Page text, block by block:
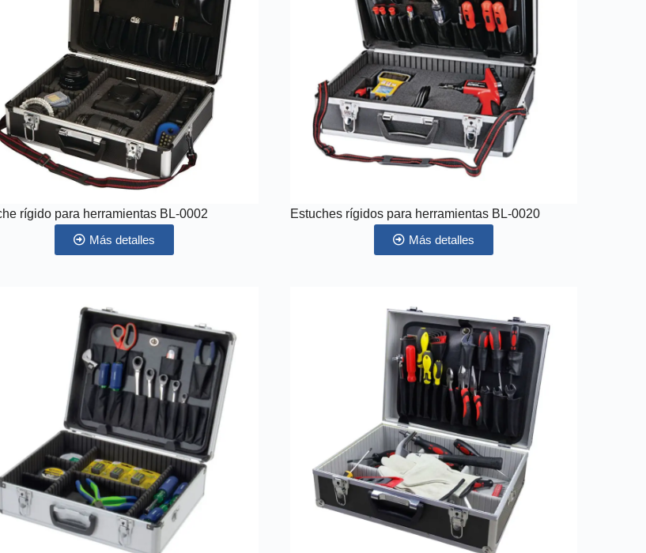
rígido para herramientas BL-0002
Más detalles
Estuches rígidos para herramientas BL-0020
Más detalles